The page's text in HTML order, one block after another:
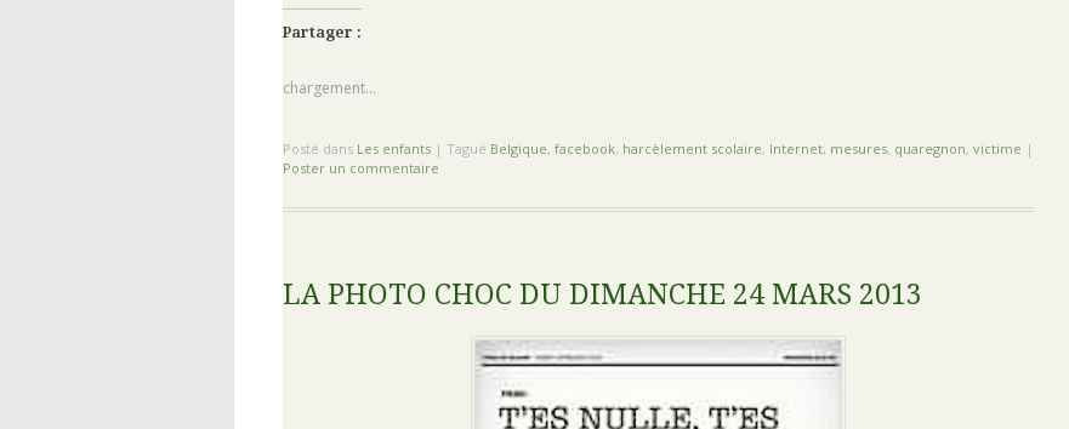
Partager :
chargement…
Posté dans Les enfants | Tagué Belgique, facebook, harcèlement scolaire, Internet, mesures, quaregnon, victime |
Poster un commentaire
LA PHOTO CHOC DU DIMANCHE 24 MARS 2013